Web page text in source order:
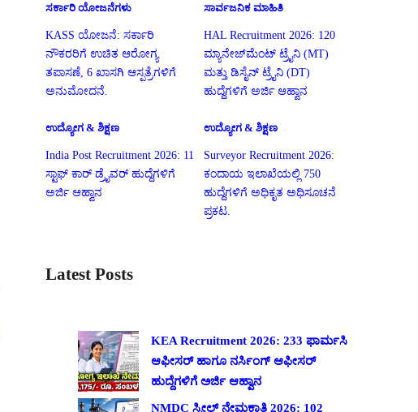
ಸರ್ಕಾರಿ ಯೋಜನೆಗಳು
KASS ಯೋಜನೆ: ಸರ್ಕಾರಿ
ನೌಕರರಿಗೆ ಉಚಿತ ಆರೋಗ್ಯ
ತಪಾಸಣೆ, 6 ಖಾಸಗಿ ಆಸ್ಪತ್ರೆಗಳಿಗೆ
ಅನುಮೋದನೆ.
ಸಾರ್ವಜನಿಕ ಮಾಹಿತಿ
HAL Recruitment 2026: 120
ಮ್ಯಾನೇಜ್‌ಮೆಂಟ್ ಟ್ರೈನಿ (MT)
ಮತ್ತು ಡಿಸೈನ್ ಟ್ರೈನಿ (DT)
ಹುದ್ದೆಗಳಿಗೆ ಅರ್ಜಿ ಆಹ್ವಾನ
ಉದ್ಯೋಗ & ಶಿಕ್ಷಣ
India Post Recruitment 2026: 11
ಸ್ಟಾಫ್ ಕಾರ್ ಡ್ರೈವರ್ ಹುದ್ದೆಗಳಿಗೆ
ಅರ್ಜಿ ಆಹ್ವಾನ
ಉದ್ಯೋಗ & ಶಿಕ್ಷಣ
Surveyor Recruitment 2026:
ಕಂದಾಯ ಇಲಾಖೆಯಲ್ಲಿ 750
ಹುದ್ದೆಗಳಿಗೆ ಅಧಿಕೃತ ಅಧಿಸೂಚನೆ
ಪ್ರಕಟ.
Latest Posts
KEA Recruitment 2026: 233 ಫಾರ್ಮಸಿ
ಆಫೀಸರ್ ಹಾಗೂ ನರ್ಸಿಂಗ್ ಆಫೀಸರ್
ಹುದ್ದೆಗಳಿಗೆ ಅರ್ಜಿ ಆಹ್ವಾನ
NMDC ಸ್ಟೀಲ್ ನೇಮಕಾತಿ 2026: 102